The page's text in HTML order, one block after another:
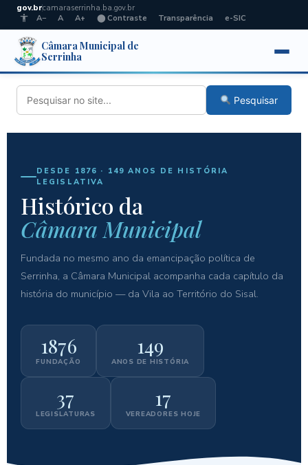
gov.brcamaraserrinha.ba.gov.br
A−
A A+ ⬤ Contraste Transparência e-SIC
Câmara Municipal de
Serrinha
Pesquisar
DESDE 1876 · 149 ANOS DE HISTÓRIA
LEGISLATIVA
Histórico da
Câmara Municipal
Fundada no mesmo ano da emancipação política de
Serrinha, a Câmara Municipal acompanha cada capítulo da
história do município — da Vila ao Território do Sisal.
1876
FUNDAÇÃO
149
ANOS DE HISTÓRIA
37
LEGISLATURAS
17
VEREADORES HOJE